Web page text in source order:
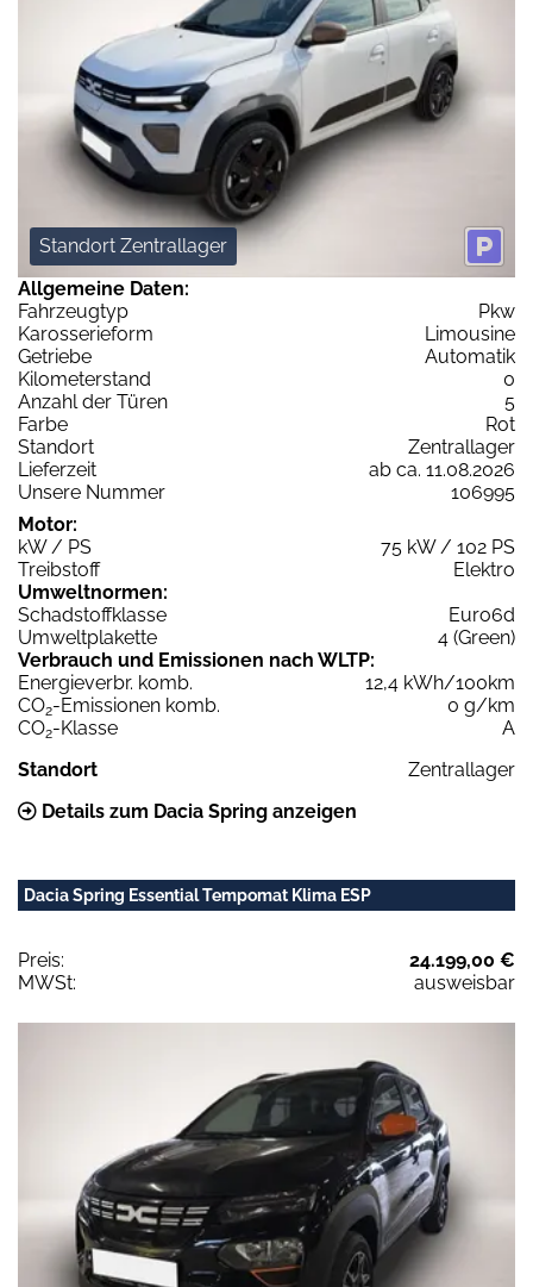
Standort Zentrallager
Allgemeine Daten:
Fahrzeugtyp
Pkw
Karosserieform
Limousine
Getriebe
Automatik
Kilometerstand
0
Anzahl der Türen
5
Farbe
Rot
Standort
Zentrallager
Lieferzeit
ab ca. 11.08.2026
Unsere Nummer
106995
Motor:
kW / PS
75 kW / 102 PS
Treibstoff
Elektro
Umweltnormen:
Schadstoffklasse
Euro6d
Umweltplakette
4 (Green)
Verbrauch und Emissionen nach WLTP:
Energieverbr. komb.
12,4 kWh/100km
CO2-Emissionen komb.
0 g/km
CO2-Klasse
A
Standort
Zentrallager
Details zum Dacia Spring anzeigen
Dacia Spring Essential Tempomat Klima ESP
Preis:
24.199,00 €
MWSt:
ausweisbar